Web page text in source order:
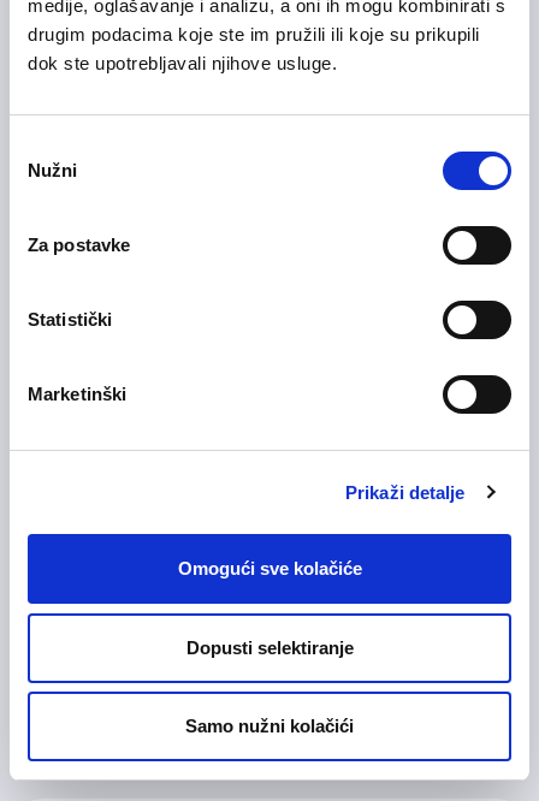
medije, oglašavanje i analizu, a oni ih mogu kombinirati s
drugim podacima koje ste im pružili ili koje su prikupili
dok ste upotrebljavali njihove usluge.
pristanka
Nužni
Za postavke
Statistički
Marketinški
Prikaži detalje
Omogući sve kolačiće
Dopusti selektiranje
Samo nužni kolačići
Hibridni radZagrebačka županija
28/07/2026
Medicinska sestra (m/ž)
28/07/2026
Glavna medicinska sestra (m/
28/07/2026
Medicinska i zdravstvena njega
Zagrebačka županija